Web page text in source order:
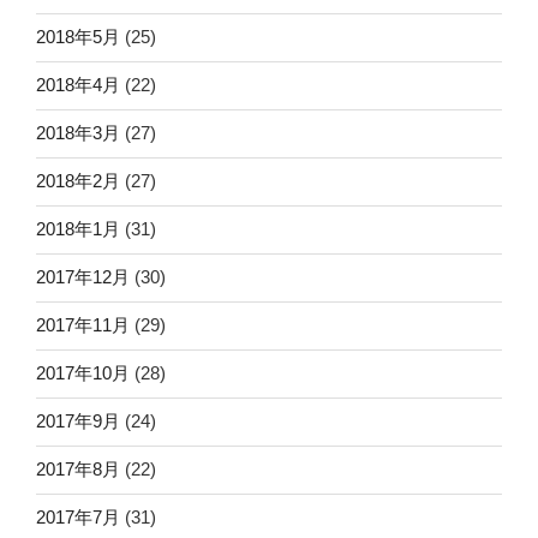
2018年5月 (25)
2018年4月 (22)
2018年3月 (27)
2018年2月 (27)
2018年1月 (31)
2017年12月 (30)
2017年11月 (29)
2017年10月 (28)
2017年9月 (24)
2017年8月 (22)
2017年7月 (31)